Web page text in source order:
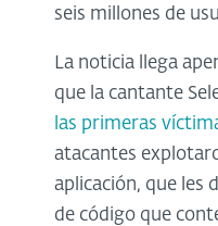
seis millones de
La noticia llega
que la cantante
las primeras
atacantes
aplicación, que les
de código que